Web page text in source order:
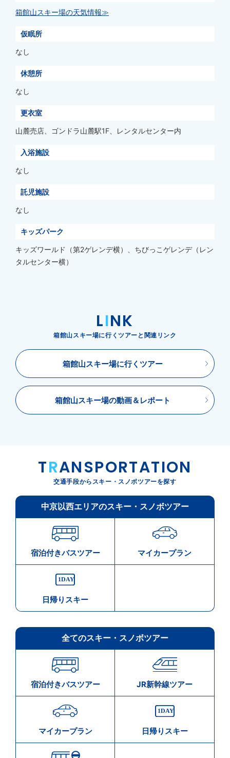
箱館山スキー場の天気情報≫
仮眠所
なし
休憩所
なし
更衣室
山麓売店、ゴンドラ山麓駅1F、レンタルセンター内
入浴施設
なし
託児施設
なし
キッズパーク
キッズワールド（第2ゲレンデ横）、ちびっこゲレンデ（レン
タルセンター横）
LINK
箱館山スキー場に行くツアーと関連リンク
箱館山スキー場に行くツアー
箱館山スキー場の動画＆レポート
TRANSPORTATION
交通手段からスキー・スノボツアーを探す
中京以西エリアのスキー・スノボツアー
宿泊付きバスツアー マイカープラン
日帰りスキー
全てのスキー・スノボツアー
宿泊付きバスツアー JR新幹線ツアー
マイカープラン 日帰りスキー